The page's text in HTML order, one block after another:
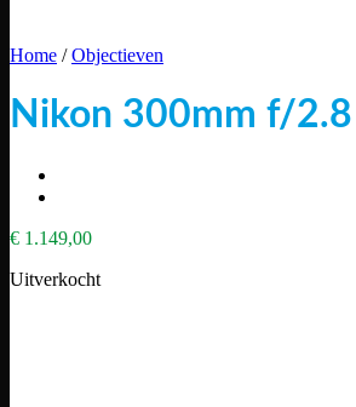
Home / Objectieven
Nikon 300mm f/2.8
€ 1.149,00
Uitverkocht